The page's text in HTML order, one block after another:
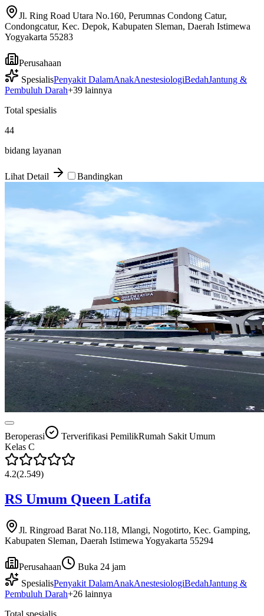
Jl. Ring Road Utara No.160, Perumnas Condong Catur,
Condongcatur, Kec. Depok, Kabupaten Sleman, Daerah Istimewa
Yogyakarta 55283
Perusahaan
SpesialisPenyakit DalamAnakAnestesiologiBedahJantung &
Pembuluh Darah+39 lainnya
Total spesialis
44
bidang layanan
Lihat Detail Bandingkan
Beroperasi Terverifikasi PemilikRumah Sakit Umum
Kelas C
4.2(2.549)
RS Umum Queen Latifa
Jl. Ringroad Barat No.118, Mlangi, Nogotirto, Kec. Gamping,
Kabupaten Sleman, Daerah Istimewa Yogyakarta 55294
Perusahaan
Buka 24 jam
SpesialisPenyakit DalamAnakAnestesiologiBedahJantung &
Pembuluh Darah+26 lainnya
Total spesialis